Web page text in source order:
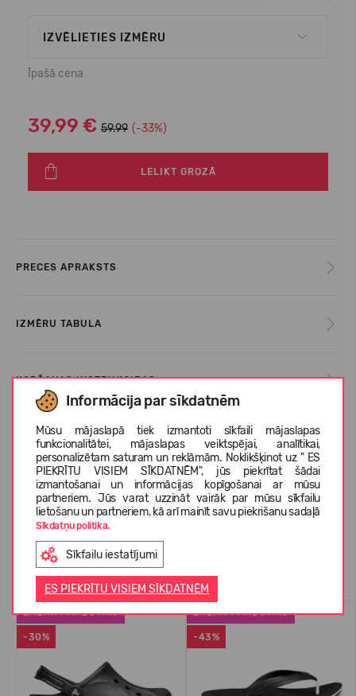
Informācija par sīkdatnēm
Mūsu mājaslapā tiek izmantoti sīkfaili mājaslapas
funkcionalitātei, mājaslapas veiktspējai, analītikai,
personalizētam saturam un reklāmām. Noklikšķinot uz " ES
PIEKRĪTU VISIEM SĪKDATNĒM", jūs piekrītat šādai
izmantošanai un informācijas kopīgošanai ar mūsu
partneriem. Jūs varat uzzināt vairāk par mūsu sīkfailu
lietošanu un partneriem, kā arī mainīt savu piekrišanu sadaļā
Sīkdatņu politika.
Sīkfailu iestatījumi
ES PIEKRĪTU VISIEM SĪKDATNĒM
IZVĒLIETIES IZMĒRU
Īpašā cena
39,99 € 59.99 (-33%)
LELIKT GROZĀ
PRECES APRAKSTS
IZMĒRU TABULA
KOPŠANAS INSTRUKCIJAS
PAR CROCS™
KLIENTU ATSAUKSMES (0)
Līdzīgas preces
-30%
LABĀK PĀRDOTAIS
-43%
LABĀK PĀRDOTAIS